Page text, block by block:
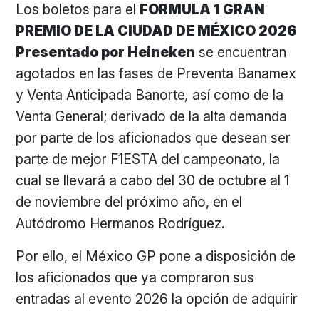
Los boletos para el FORMULA 1 GRAN
PREMIO DE LA CIUDAD DE MÉXICO 2026
Presentado por Heineken se encuentran
agotados en las fases de Preventa Banamex
y Venta Anticipada Banorte, así como de la
Venta General; derivado de la alta demanda
por parte de los aficionados que desean ser
parte de mejor F1ESTA del campeonato, la
cual se llevará a cabo del 30 de octubre al 1
de noviembre del próximo año, en el
Autódromo Hermanos Rodríguez.
Por ello, el México GP pone a disposición de
los aficionados que ya compraron sus
entradas al evento 2026 la opción de adquirir